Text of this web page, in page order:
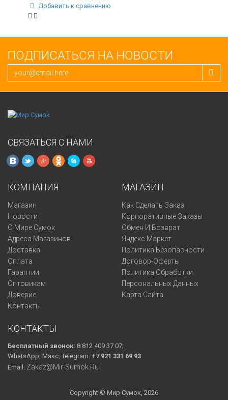
Добавить к сравнению
ПОДПИСАТЬСЯ НА НОВОСТИ
СВЯЗАТЬСЯ С НАМИ
КОМПАНИЯ
Магазин
Новости
О Мире Сумок
Адреса Магазинов
Доставка
Оплата
Гарантии
Оптовикам
Доверие
Контакты
МАГАЗИН
Как Сделать Заказ
Корпоративные Заказы
Обмен И Возврат
Яндекс Маркет
Политика Безопасности
Договор-Оферты
Политика Обработки
Персональных Данных
Карта Сайта
КОНТАКТЫ
Бесплатный звонок: 8 812 409 37 07;
WhatsApp, Макс, Telegram: +7 921 331 69 93
Email: Zakaz@mir-Sumok.ru
Copyright © Мир Сумок, 2026